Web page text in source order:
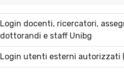
Login docenti, ricercatori,
dottorandi e staff Unibg
Login utenti esterni autorizzati